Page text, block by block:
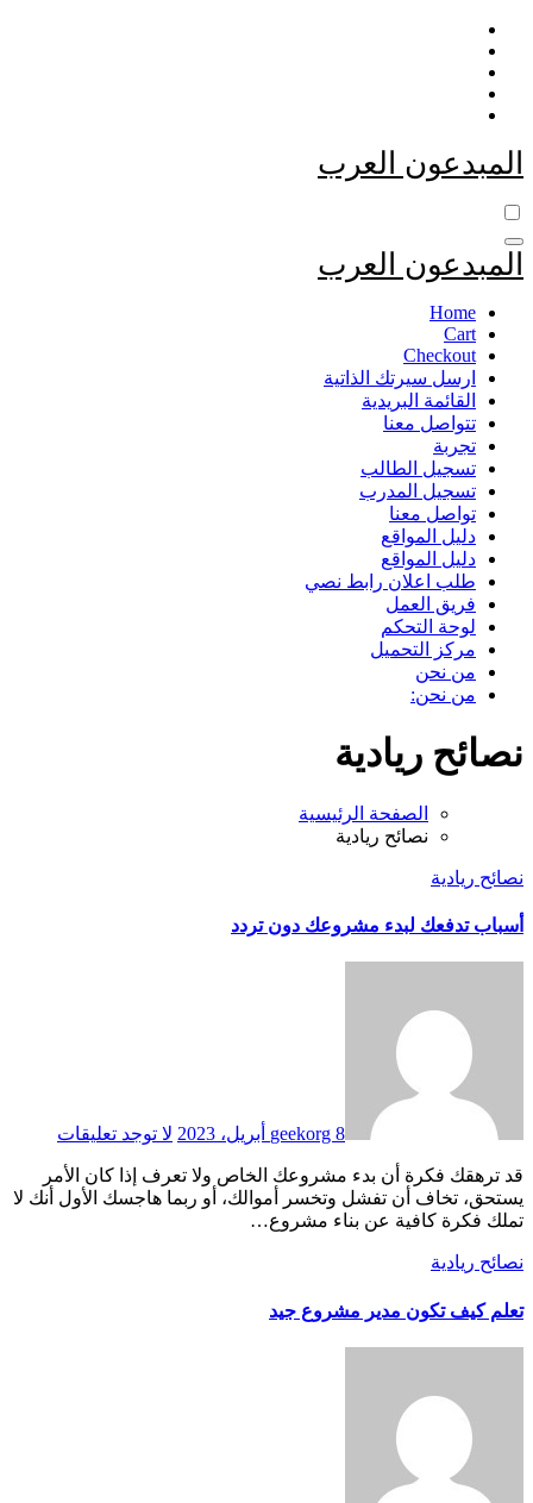
التجاوز
المحتوى
المبدعون العرب
المبدعون العرب
Home
Cart
Checkout
ارسل سيرتك الذاتية
القائمة البريدية
تتواصل معنا
تجربة
تسجيل الطالب
تسجيل المدرب
تواصل معنا
دليل المواقع
دليل المواقع
طلب اعلان رابط نصي
فريق العمل
لوحة التحكم
مركز التحميل
من نحن
من نحن:
نصائح ريادية
الصفحة الرئيسية
نصائح ريادية
نصائح ريادية
أسباب تدفعك لبدء مشروعك دون تردد
geekorg 8 أبريل، 2023 لا توجد تعليقات
قد ترهقك فكرة أن بدء مشروعك الخاص ولا تعرف إذا كان الأمر
يستحق، تخاف أن تفشل وتخسر أموالك، أو ربما هاجسك الأول أنك لا
تملك فكرة كافية عن بناء مشروع…
نصائح ريادية
تعلم كيف تكون مدير مشروع جيد